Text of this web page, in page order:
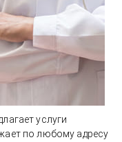
услуги
по любому адресу